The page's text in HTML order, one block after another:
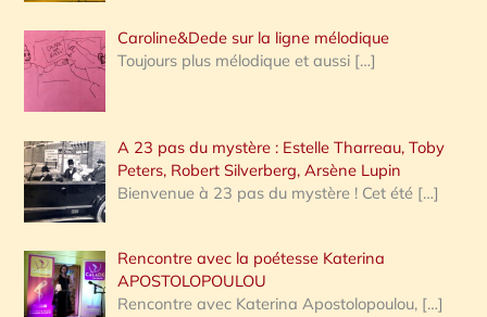
Caroline&Dede sur la ligne mélodique
Toujours plus mélodique et aussi […]
A 23 pas du mystère : Estelle Tharreau, Toby
Peters, Robert Silverberg, Arsène Lupin
Bienvenue à 23 pas du mystère ! Cet été […]
Rencontre avec la poétesse Katerina
APOSTOLOPOULOU
Rencontre avec Katerina Apostolopoulou, […]